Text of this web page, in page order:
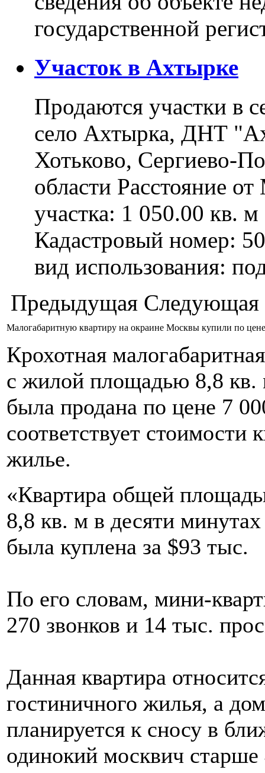
государственной
Участок в Ахтырке
Продаются участки в
село Ахтырка, ДНТ
Хотьково, Сергиево-
области Расстояние
участка: 1 050.00 кв.
Кадастровый номер:
вид использования:
Предыдущая Следующая
Малогабаритную квартиру на окраине Москвы купили по
Крохотная
с жилой площадью 8,8 кв.
была продана по цене 7
соответствует стоимости
жилье.
«Квартира общей
8,8 кв. м в десяти
была куплена за $93 тыс.
По его словам, мини-
270 звонков и 14 тыс.
Данная квартира
гостиничного жилья, а
планируется к сносу в
одинокий москвич